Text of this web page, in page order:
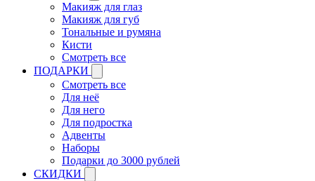
Макияж для глаз
Макияж для губ
Тональные и румяна
Кисти
Смотреть все
ПОДАРКИ
Смотреть все
Для неё
Для него
Для подростка
Адвенты
Наборы
Подарки до 3000 рублей
СКИДКИ